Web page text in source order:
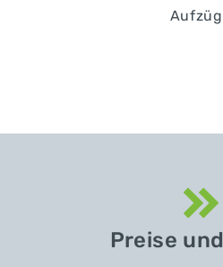
Preise